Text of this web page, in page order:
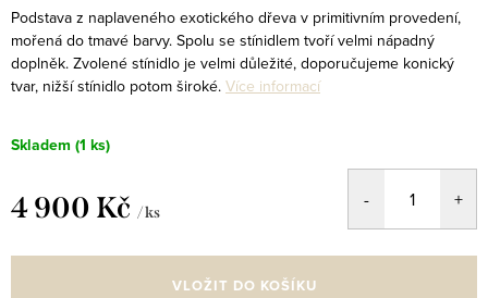
Podstava z naplaveného exotického dřeva v primitivním provedení,
mořená do tmavé barvy. Spolu se stínidlem tvoří velmi nápadný
doplněk. Zvolené stínidlo je velmi důležité, doporučujeme konický
tvar, nižší stínidlo potom široké. Více informací
Skladem (1 ks)
4 900 Kč / ks
cena:
VLOŽIT DO KOŠÍKU